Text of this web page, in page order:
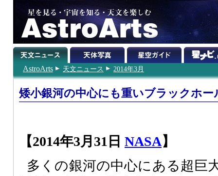
AstroArts 天文ニュース 2014年3月
矮小銀河の中心にも重いブラックホー
【2014年3月31日 NASA】
多くの銀河の中心にある超巨